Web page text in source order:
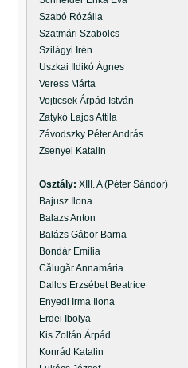
Szabó Rózália
Szatmári Szabolcs
Szilágyi Irén
Uszkai Ildikó Ágnes
Veress Márta
Vojticsek Árpád István
Zatykó Lajos Attila
Závodszky Péter András
Zsenyei Katalin
Osztály: XIII. A (Péter Sándor)
Bajusz Ilona
Balazs Anton
Balázs Gábor Barna
Bondár Emilia
Călugăr Annamária
Dallos Erzsébet Beatrice
Enyedi Irma Ilona
Erdei Ibolya
Kis Zoltán Árpád
Konrád Katalin